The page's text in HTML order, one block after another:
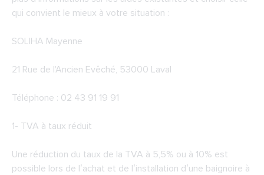
qui convient le mieux à votre situation :
SOLIHA Mayenne
21 Rue de l'Ancien Evêché, 53000 Laval
Téléphone : 02 43 91 19 91
1- TVA à taux réduit
Une réduction du taux de la TVA à 5,5% ou à 10% est
possible lors de l’achat et de l’installation d’une baignoire à